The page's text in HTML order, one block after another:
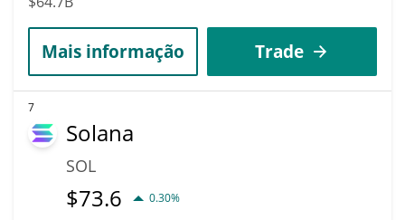
Mais informação Trade
7
Solana
SOL
$73.6 0.30%